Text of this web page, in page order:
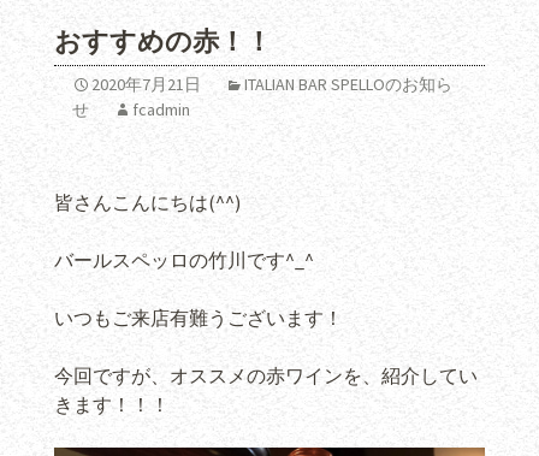
おすすめの赤！！
2020年7月21日
ITALIAN BAR SPELLOのお知ら
せ
fcadmin
皆さんこんにちは(^^)
バールスペッロの竹川です^_^
いつもご来店有難うございます！
今回ですが、オススメの赤ワインを、紹介してい
きます！！！